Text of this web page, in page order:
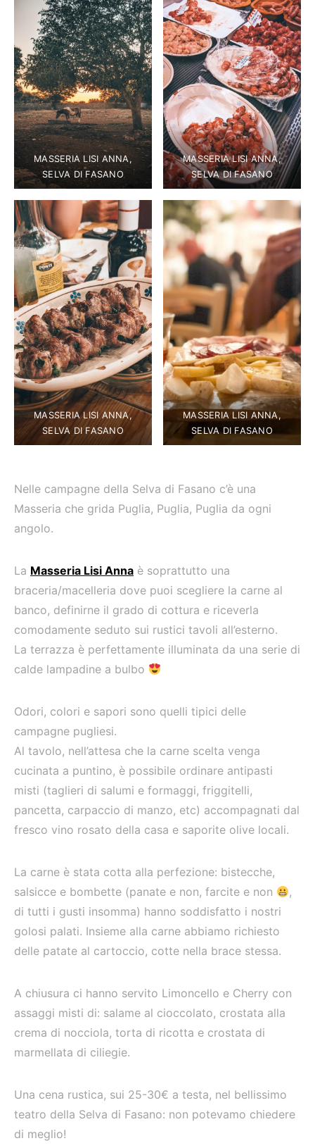
MASSERIA LISI ANNA,
SELVA DI FASANO
MASSERIA LISI ANNA,
SELVA DI FASANO
MASSERIA LISI ANNA,
SELVA DI FASANO
MASSERIA LISI ANNA,
SELVA DI FASANO
Nelle campagne della Selva di Fasano c’è una
Masseria che grida Puglia, Puglia, Puglia da ogni
angolo.
La Masseria Lisi Anna è soprattutto una
braceria/macelleria dove puoi scegliere la carne al
banco, definirne il grado di cottura e riceverla
comodamente seduto sui rustici tavoli all’esterno.
La terrazza è perfettamente illuminata da una serie di
calde lampadine a bulbo
Odori, colori e sapori sono quelli tipici delle
campagne pugliesi.
Al tavolo, nell’attesa che la carne scelta venga
cucinata a puntino, è possibile ordinare antipasti
misti (taglieri di salumi e formaggi, friggitelli,
pancetta, carpaccio di manzo, etc) accompagnati dal
fresco vino rosato della casa e saporite olive locali.
La carne è stata cotta alla perfezione: bistecche,
salsicce e bombette (panate e non, farcite e non
,
di tutti i gusti insomma) hanno soddisfatto i nostri
golosi palati. Insieme alla carne abbiamo richiesto
delle patate al cartoccio, cotte nella brace stessa.
A chiusura ci hanno servito Limoncello e Cherry con
assaggi misti di: salame al cioccolato, crostata alla
crema di nocciola, torta di ricotta e crostata di
marmellata di ciliegie.
Una cena rustica, sui 25-30€ a testa, nel bellissimo
teatro della Selva di Fasano: non potevamo chiedere
di meglio!